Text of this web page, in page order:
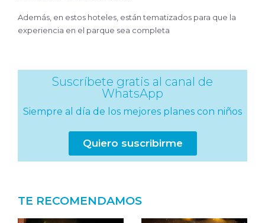
Además, en estos hoteles, están tematizados para que la
experiencia en el parque sea completa
Suscríbete gratis al canal de
WhatsApp
Siempre al día de los mejores planes con niños
Quiero suscribirme
TE RECOMENDAMOS